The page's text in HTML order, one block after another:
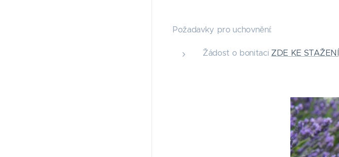
Požadavky pro uchovnění:
Žádost o bonitaci ZDE KE STAŽENÍ